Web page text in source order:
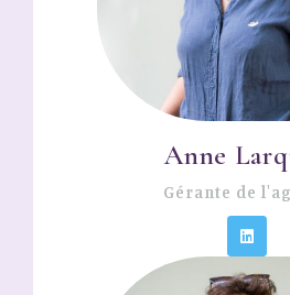
Anne
Gérante de